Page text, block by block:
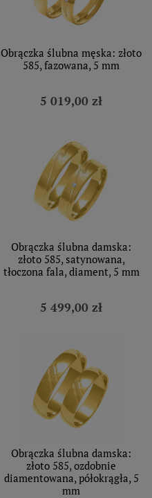
Obrączka ślubna męska: złoto
585, fazowana, 5 mm
5 019,00 zł
Obrączka ślubna damska:
złoto 585, satynowana,
tłoczona fala, diament, 5 mm
5 499,00 zł
Obrączka ślubna damska:
złoto 585, ozdobnie
diamentowana, półokrągła, 5
mm